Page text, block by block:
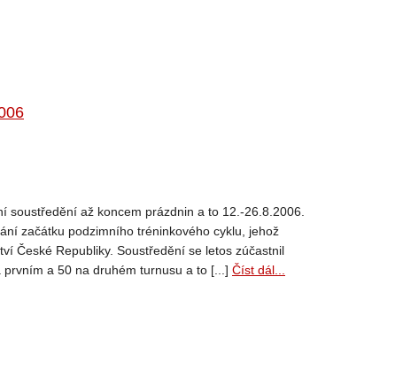
soustředění až koncem prázdnin a to 12.-26.8.2006.
začátku podzimního tréninkového cyklu, jehož
České Republiky. Soustředění se letos zúčastnil
a 50 na druhém turnusu a to [...] Číst dál...